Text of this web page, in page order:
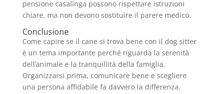
pensione casalinga possono rispettare istruzioni
chiare, ma non devono sostituire il parere medico.
Conclusione
Come capire se il cane si trova bene con il dog sitter
è un tema importante perché riguarda la serenità
dell’animale e la tranquillità della famiglia.
Organizzarsi prima, comunicare bene e scegliere
una persona affidabile fa davvero la differenza.